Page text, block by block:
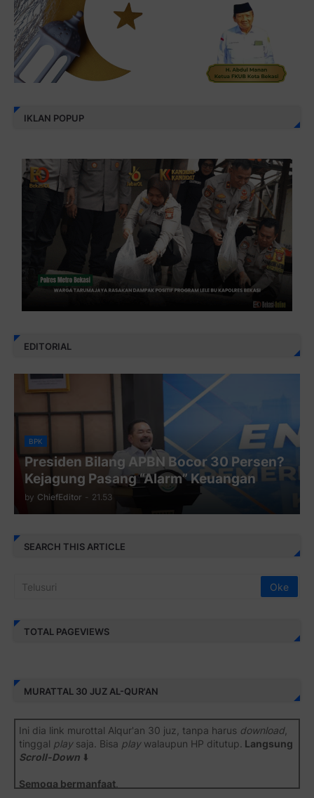
IKLAN POPUP
EDITORIAL
BPK
Presiden Bilang APBN Bocor 30 Persen?
Kejagung Pasang “Alarm” Keuangan
by ChiefEditor - 21.53
SEARCH THIS ARTICLE
TOTAL PAGEVIEWS
MURATTAL 30 JUZ AL-QUR'AN
Ini dia link murottal Alqur'an 30 juz, tanpa harus download,
tinggal playsaja. Bisa playwalaupun HP ditutup. Langsung
Scroll-Down ⬇️
Semoga bermanfaat